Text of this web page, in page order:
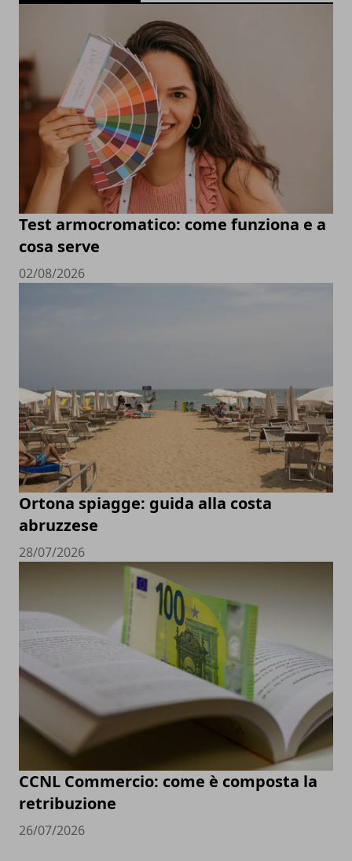
Test armocromatico: come funziona e a
cosa serve
02/08/2026
Ortona spiagge: guida alla costa
abruzzese
28/07/2026
CCNL Commercio: come è composta la
retribuzione
26/07/2026